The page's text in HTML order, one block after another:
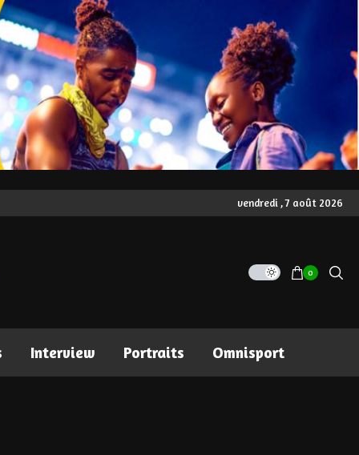
vendredi , 7 août 2026
0
Interview Portraits Omnisport